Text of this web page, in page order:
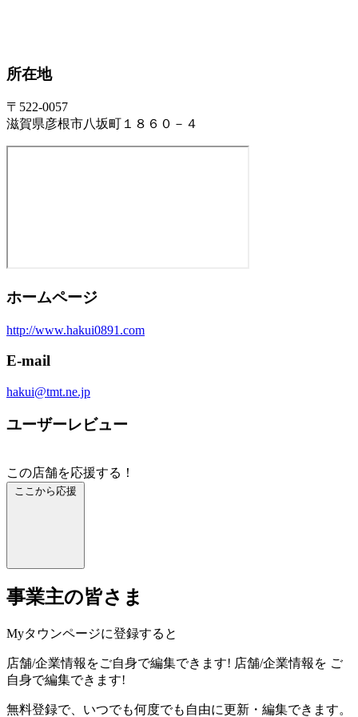
所在地
〒522-0057
滋賀県彦根市八坂町１８６０－４
ホームページ
http://www.hakui0891.com
E-mail
hakui@tmt.ne.jp
ユーザーレビュー
この店舗を応援する！
ここから応援
事業主の皆さま
Myタウンページに登録すると
店舗/企業情報をご自身で編集できます! 店舗/企業情報を ご
自身で編集できます!
無料登録で、いつでも何度でも自由に更新・編集できます。